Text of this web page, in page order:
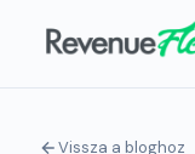
Vissza a bloghoz